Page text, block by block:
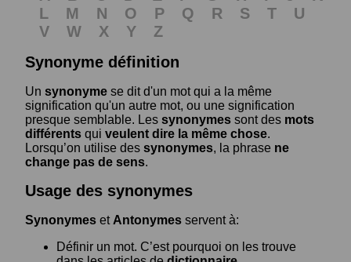
L
M N O P Q R S T
U
V
W X Y
Z
Synonyme définition
Un synonyme se dit d'un mot qui a la même
signification qu'un autre mot, ou une signification
presque semblable. Les synonymes sont des mots
différents qui veulent dire la même chose.
Lorsqu’on utilise des synonymes, la phrase ne
change pas de sens.
Usage des synonymes
Synonymes et Antonymes servent à:
Définir un mot. C’est pourquoi on les trouve